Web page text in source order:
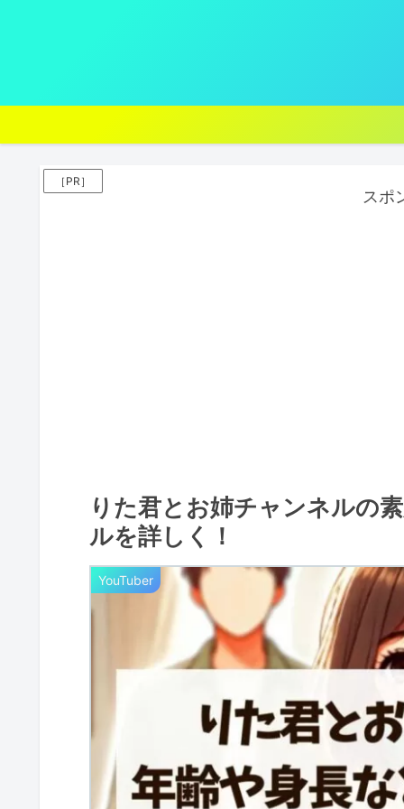
［PR］
スポ
りた君とお姉チャンネルの
ルを詳しく！
YouTuber